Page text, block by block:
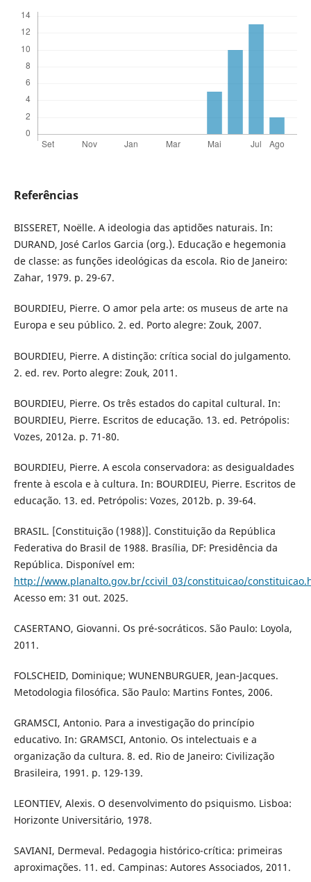
Referências
BISSERET, Noëlle. A ideologia das aptidões naturais. In:
DURAND, José Carlos Garcia (org.). Educação e hegemonia
de classe: as funções ideológicas da escola. Rio de Janeiro:
Zahar, 1979. p. 29-67.
BOURDIEU, Pierre. O amor pela arte: os museus de arte na
Europa e seu público. 2. ed. Porto alegre: Zouk, 2007.
BOURDIEU, Pierre. A distinção: crítica social do julgamento.
2. ed. rev. Porto alegre: Zouk, 2011.
BOURDIEU, Pierre. Os três estados do capital cultural. In:
BOURDIEU, Pierre. Escritos de educação. 13. ed. Petrópolis:
Vozes, 2012a. p. 71-80.
BOURDIEU, Pierre. A escola conservadora: as desigualdades
frente à escola e à cultura. In: BOURDIEU, Pierre. Escritos de
educação. 13. ed. Petrópolis: Vozes, 2012b. p. 39-64.
BRASIL. [Constituição (1988)]. Constituição da República
Federativa do Brasil de 1988. Brasília, DF: Presidência da
República. Disponível em:
http://www.planalto.gov.br/ccivil_03/constituicao/
Acesso em: 31 out. 2025.
CASERTANO, Giovanni. Os pré-socráticos. São Paulo: Loyola,
2011.
FOLSCHEID, Dominique; WUNENBURGUER, Jean-Jacques.
Metodologia filosófica. São Paulo: Martins Fontes, 2006.
GRAMSCI, Antonio. Para a investigação do princípio
educativo. In: GRAMSCI, Antonio. Os intelectuais e a
organização da cultura. 8. ed. Rio de Janeiro: Civilização
Brasileira, 1991. p. 129-139.
LEONTIEV, Alexis. O desenvolvimento do psiquismo. Lisboa:
Horizonte Universitário, 1978.
SAVIANI, Dermeval. Pedagogia histórico-crítica: primeiras
aproximações. 11. ed. Campinas: Autores Associados, 2011.